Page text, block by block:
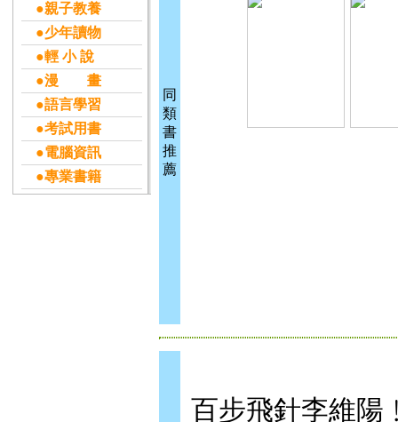
●親子教養
●少年讀物
●輕 小 說
●漫 畫
●語言學習
●考試用書
●電腦資訊
●專業書籍
同
類
書
推
薦
百步飛針李維陽